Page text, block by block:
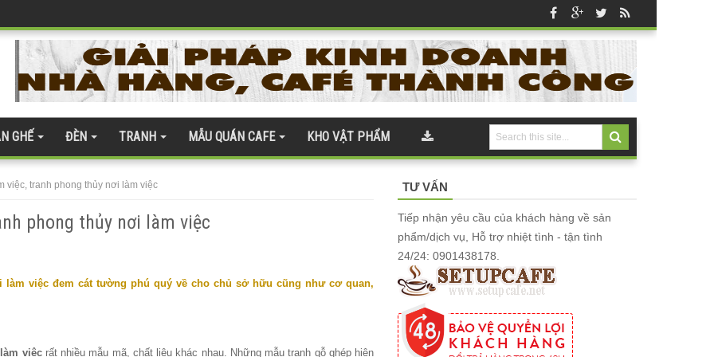
tiếp khách sang trọng
Bàn Ghế
đại
kính cường lực 277
gỗ ash 247
GHẾ ĐÈN TRANH MẪU QUÁN CAFE KHO VẬT PHẨM
việc, tranh phong thủy nơi làm việc
phong thủy nơi làm việc
làm việc đem cát tường phú quý về cho chủ sở hữu cũng như cơ quan,
việcrất nhiều mẫu mã, chất liệu khác nhau. Những mẫu tranh gỗ ghép hiện
TƯ VẤN
Tiếp nhận yêu cầu của khách hàng về sản
phẩm/dịch vụ, Hỗ trợ nhiệt tình - tận tình
24/24: 0901438178.